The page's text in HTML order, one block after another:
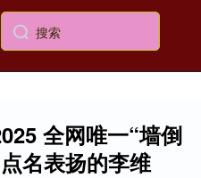
全网唯一“墙倒
名表扬的李维